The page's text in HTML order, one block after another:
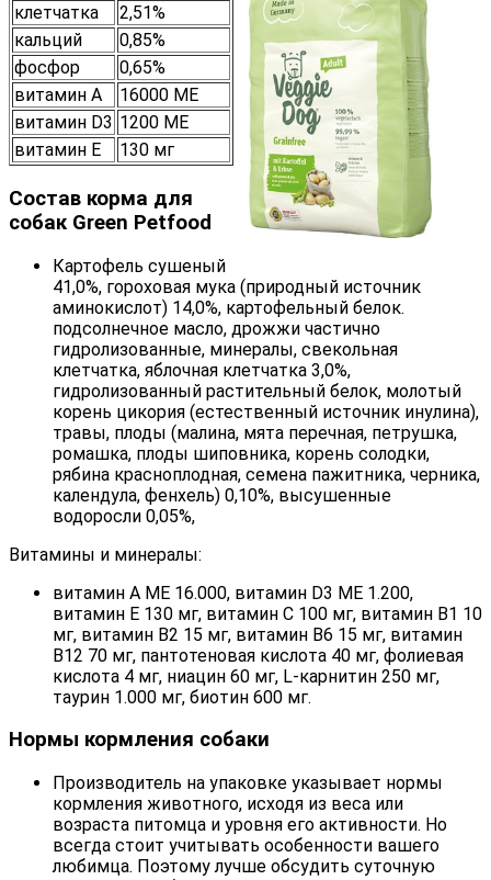
клетчатка
2,51%
кальций
0,85%
фосфор
0,65%
витамин А
16000 МЕ
витамин D3 1200 МЕ
витамин Е
130 мг
Состав корма для
собак Green Petfood
Картофель сушеный
41,0%, гороховая мука (природный источник
аминокислот) 14,0%, картофельный белок.
подсолнечное масло, дрожжи частично
гидролизованные, минералы, свекольная
клетчатка, яблочная клетчатка 3,0%,
гидролизованный растительный белок, молотый
корень цикория (естественный источник инулина),
травы, плоды (малина, мята перечная, петрушка,
ромашка, плоды шиповника, корень солодки,
рябина красноплодная, семена пажитника, черника,
календула, фенхель) 0,10%, высушенные
водоросли 0,05%,
Витамины и минералы:
витамин A МЕ 16.000, витамин D3 МЕ 1.200,
витамин Е 130 мг, витамин С 100 мг, витамин В1 10
мг, витамин В2 15 мг, витамин В6 15 мг, витамин
В12 70 мг, пантотеновая кислота 40 мг, фолиевая
кислота 4 мг, ниацин 60 мг, L-карнитин 250 мг,
таурин 1.000 мг, биотин 600 мг.
Нормы кормления собаки
Производитель на упаковке указывает нормы
кормления животного, исходя из веса или
возраста питомца и уровня его активности. Но
всегда стоит учитывать особенности вашего
любимца. Поэтому лучше обсудить суточную